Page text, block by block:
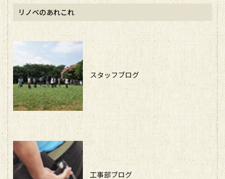
リノベのあれこれ
スタッフブログ
工事部ブログ